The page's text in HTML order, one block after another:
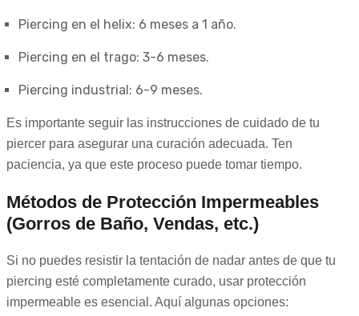
Piercing en el helix: 6 meses a 1 año.
Piercing en el trago: 3-6 meses.
Piercing industrial: 6-9 meses.
Es importante seguir las instrucciones de cuidado de tu
piercer para asegurar una curación adecuada. Ten
paciencia, ya que este proceso puede tomar tiempo.
Métodos de Protección Impermeables
(Gorros de Baño, Vendas, etc.)
Si no puedes resistir la tentación de nadar antes de que tu
piercing esté completamente curado, usar protección
impermeable es esencial. Aquí algunas opciones: